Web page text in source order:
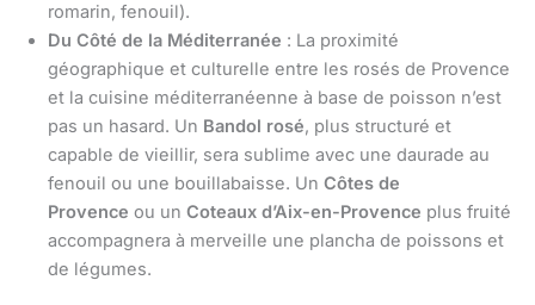
romarin, fenouil).
Du Côté de la Méditerranée : La proximité
géographique et culturelle entre les rosés de Provence
et la cuisine méditerranéenne à base de poisson n’est
pas un hasard. Un Bandol rosé, plus structuré et
capable de vieillir, sera sublime avec une daurade au
fenouil ou une bouillabaisse. Un Côtes de
Provence ou un Coteaux d’Aix-en-Provence plus fruité
accompagnera à merveille une plancha de poissons et
de légumes.